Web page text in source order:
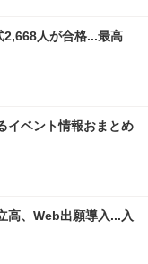
2,668人が合格...最高
イベント情報おまとめ
高、Web出願導入...入